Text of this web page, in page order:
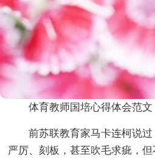
体育教师国培心得体会范文
前苏联教育家马卡连柯说
严厉、刻板，甚至吹毛求疵，